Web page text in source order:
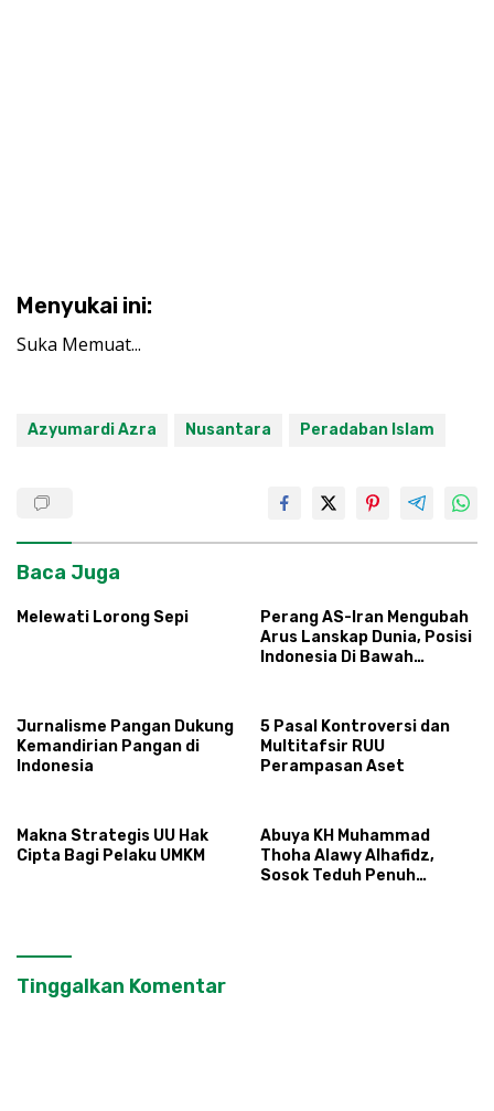
Menyukai ini:
Suka Memuat...
Azyumardi Azra Nusantara Peradaban Islam
Baca Juga
Melewati Lorong Sepi
Perang AS-Iran Mengubah
Arus Lanskap Dunia, Posisi
Indonesia Di Bawah
Jurnalisme Pangan Dukung
Kemandirian Pangan di
Indonesia
5 Pasal Kontroversi dan
Multitafsir RUU
Perampasan Aset
Makna Strategis UU Hak
Cipta Bagi Pelaku UMKM
Abuya KH Muhammad
Thoha Alawy Alhafidz,
Sosok Teduh Penuh
Tinggalkan Komentar